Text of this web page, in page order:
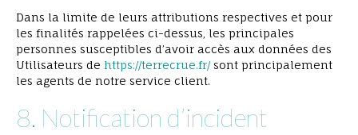
Dans la limite de leurs attributions respectives et pour
les finalités rappelées ci-dessus, les principales
personnes susceptibles d’avoir accès aux données des
Utilisateurs de https://terrecrue.fr/sont principalement
les agents de notre service client.
8. Notification d’incident